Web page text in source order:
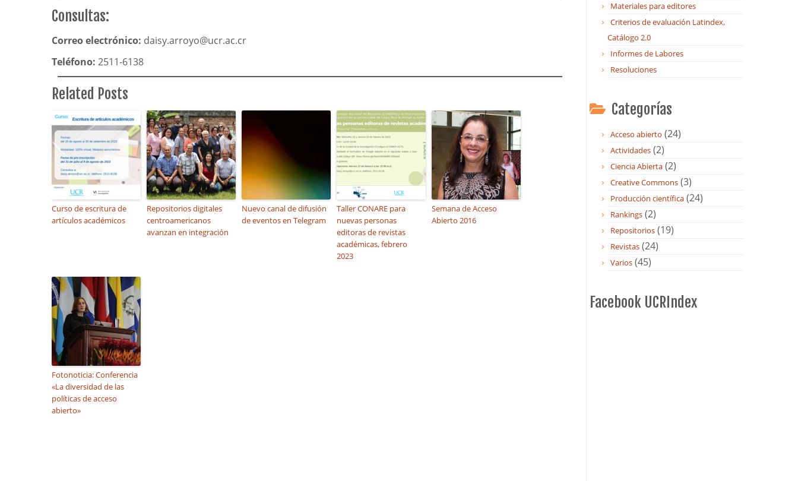
Consultas:
Correo electrónico: daisy.arroyo@ucr.ac.cr
Teléfono: 2511-6138
Related Posts
Curso de escritura de
artículos académicos
Repositorios digitales
centroamericanos
avanzan en integración
Nuevo canal de difusión
de eventos en Telegram
Taller CONARE para
nuevas personas
editoras de revistas
académicas, febrero
2023
Semana de Acceso
Abierto 2016
Fotonoticia: Conferencia
«La diversidad de las
políticas de acceso
abierto»
Materiales para editores
Criterios de evaluación Latindex,
Catálogo 2.0
Informes de Labores
Resoluciones
Categorías
Acceso abierto (24)
Actividades (2)
Ciencia Abierta (2)
Creative Commons (3)
Producción científica (24)
Rankings (2)
Repositorios (19)
Revistas (24)
Varios (45)
Facebook UCRIndex